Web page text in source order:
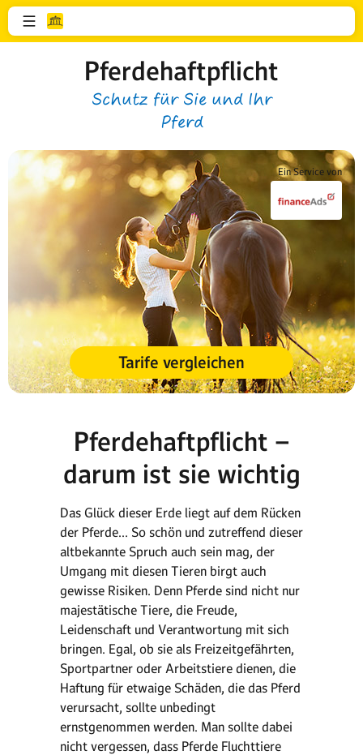
Pferdehaftpflicht
Schutz für Sie und Ihr
Pferd
Ein Service von
Tarife vergleichen
Pferdehaftpflicht –
darum ist sie wichtig
Das Glück dieser Erde liegt auf dem Rücken
der Pferde… So schön und zutreffend dieser
altbekannte Spruch auch sein mag, der
Umgang mit diesen Tieren birgt auch
gewisse Risiken. Denn Pferde sind nicht nur
majestätische Tiere, die Freude,
Leidenschaft und Verantwortung mit sich
bringen. Egal, ob sie als Freizeitgefährten,
Sportpartner oder Arbeitstiere dienen, die
Haftung für etwaige Schäden, die das Pferd
verursacht, sollte unbedingt
ernstgenommen werden. Man sollte dabei
nicht vergessen, dass Pferde Fluchttiere